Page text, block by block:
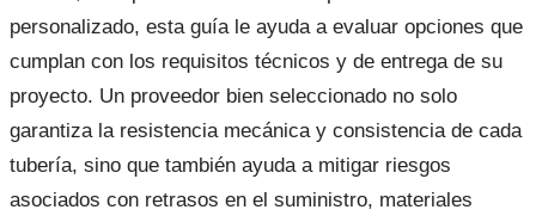
personalizado, esta guía le ayuda a evaluar opciones que
cumplan con los requisitos técnicos y de entrega de su
proyecto. Un proveedor bien seleccionado no solo
garantiza la resistencia mecánica y consistencia de cada
tubería, sino que también ayuda a mitigar riesgos
asociados con retrasos en el suministro, materiales